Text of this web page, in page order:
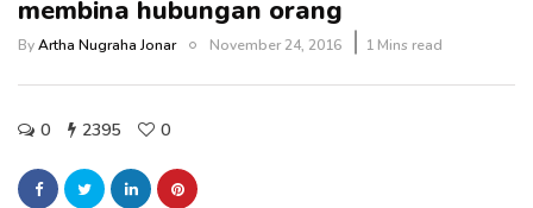
membina hubungan orang
ByArtha Nugraha Jonar November 24, 2016 1 Mins read
0 2395 0